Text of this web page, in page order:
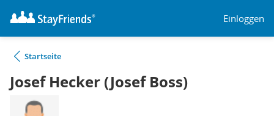
Einloggen
Startseite
Josef Hecker (Josef Boss)